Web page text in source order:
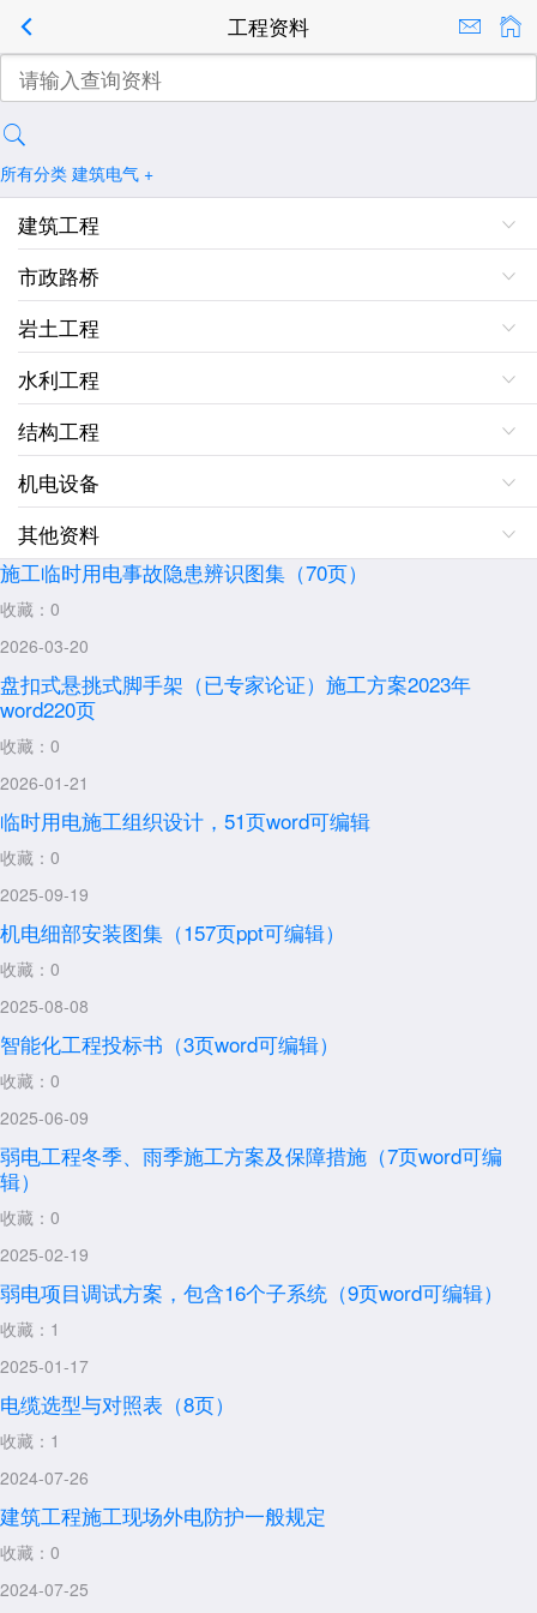
工程资料
所有分类 建筑电气 +
建筑工程
市政路桥
岩土工程
水利工程
结构工程
机电设备
其他资料
施工临时用电事故隐患辨识图集（70页）
收藏：0
2026-03-20
盘扣式悬挑式脚手架（已专家论证）施工方案2023年
word220页
收藏：0
2026-01-21
临时用电施工组织设计，51页word可编辑
收藏：0
2025-09-19
机电细部安装图集（157页ppt可编辑）
收藏：0
2025-08-08
智能化工程投标书（3页word可编辑）
收藏：0
2025-06-09
弱电工程冬季、雨季施工方案及保障措施（7页word可编
辑）
收藏：0
2025-02-19
弱电项目调试方案，包含16个子系统（9页word可编辑）
收藏：1
2025-01-17
电缆选型与对照表（8页）
收藏：1
2024-07-26
建筑工程施工现场外电防护一般规定
收藏：0
2024-07-25